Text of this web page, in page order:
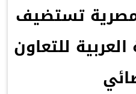
تستضيف
للتعاون